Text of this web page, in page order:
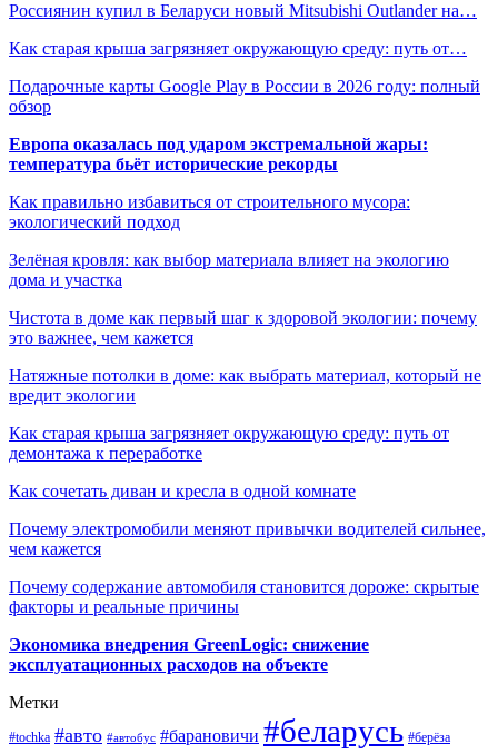
Россиянин купил в Беларуси новый Mitsubishi Outlander на…
Как старая крыша загрязняет окружающую среду: путь от…
Подарочные карты Google Play в России в 2026 году: полный
обзор
Европа оказалась под ударом экстремальной жары:
температура бьёт исторические рекорды
Как правильно избавиться от строительного мусора:
экологический подход
Зелёная кровля: как выбор материала влияет на экологию
дома и участка
Чистота в доме как первый шаг к здоровой экологии: почему
это важнее, чем кажется
Натяжные потолки в доме: как выбрать материал, который не
вредит экологии
Как старая крыша загрязняет окружающую среду: путь от
демонтажа к переработке
Как сочетать диван и кресла в одной комнате
Почему электромобили меняют привычки водителей сильнее,
чем кажется
Почему содержание автомобиля становится дороже: скрытые
факторы и реальные причины
Экономика внедрения GreenLogic: снижение
эксплуатационных расходов на объекте
Метки
#tochka #авто #автобус #барановичи #беларусь #берёза